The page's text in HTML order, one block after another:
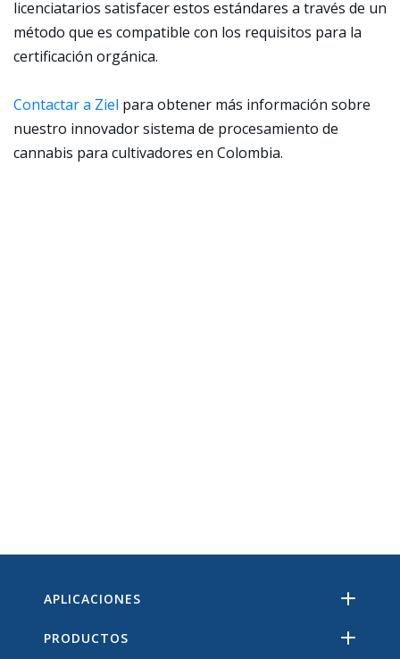
licenciatarios satisfacer estos estándares a través de un
método que es compatible con los requisitos para la
certificación orgánica.
Contactar a Ziel para obtener más información sobre
nuestro innovador sistema de procesamiento de
cannabis para cultivadores en Colombia.
APLICACIONES
PRODUCTOS